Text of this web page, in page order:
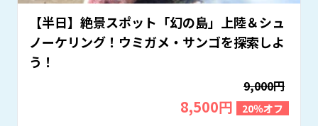
【半日】絶景スポット「幻の島」上陸＆シュ
ノーケリング！ウミガメ・サンゴを探索しよ
う！
9,000円
8,500円 20％オフ